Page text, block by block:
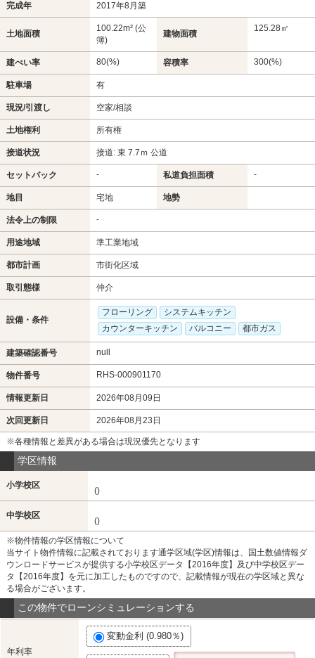
完成年 2017年8月築
土地面積
100.22m² (公
簿)
建物面積
125.28㎡
建ぺい率 80(%) 容積率 300(%)
駐車場 有
現況/引渡し 空家/相談
土地権利 所有権
接道状況 接道: 東 7.7ｍ 公道
セットバック - 私道負担面積 -
地目 宅地 地勢
法令上の制限 -
用途地域 準工業地域
都市計画 市街化区域
取引態様 仲介
設備・条件
フローリング
システムキッチン
カウンターキッチン
バルコニー 都市ガス
建築確認番号 null
物件番号 RHS-000901170
情報更新日 2026年08月09日
次回更新日 2026年08月23日
※各種情報と差異がある場合は現況優先となります
学区情報
小学校区
()
中学校区
()
※物件情報の学区情報について
当サイト物件情報に記載されております通学区域(学区)情報は、国土数値情報ダ
ウンロードサービスが提供する小学校区データ【2016年度】及び中学校区デー
タ【2016年度】を元に加工したものですので、記載情報が現在の学区域と異な
る場合がございます。
この物件でローンシミュレーションする
年利率
変動金利 (0.980％)